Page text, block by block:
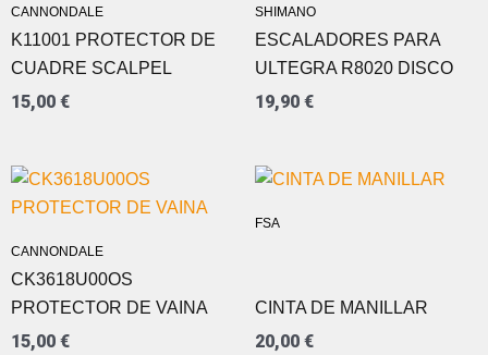
CANNONDALE
K11001 PROTECTOR DE
CUADRE SCALPEL
15,00 €
SHIMANO
ESCALADORES PARA
ULTEGRA R8020 DISCO
19,90 €
CANNONDALE
CK3618U00OS
PROTECTOR DE VAINA
15,00 €
FSA
CINTA DE MANILLAR
20,00 €